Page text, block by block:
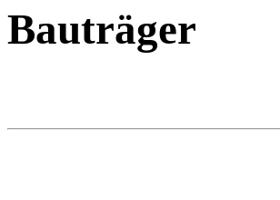
Bauträger